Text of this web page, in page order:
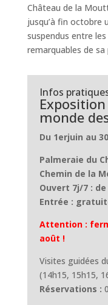
Château de la
jusqu’à fin octobre
suspendus entre
remarquables de sa
Infos
monde
Du 1erjuin au
Palmeraie du
Chemin de la
Ouvert 7j/7 : de
Entrée :
Attention :
août !
Visites guidées
(14h15, 15h15,
Réservations :